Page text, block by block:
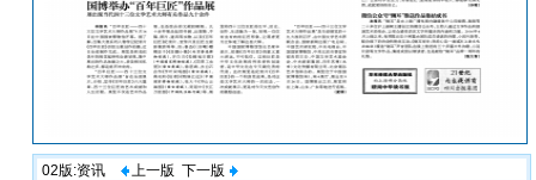
02版:资讯 上一版 下一版